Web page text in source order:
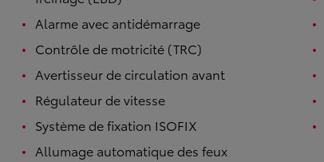
Alarme avec antidémarrage
Contrôle de motricité (TRC)
Avertisseur de circulation avant
Régulateur de vitesse
Système de fixation ISOFIX
Allumage automatique des feux